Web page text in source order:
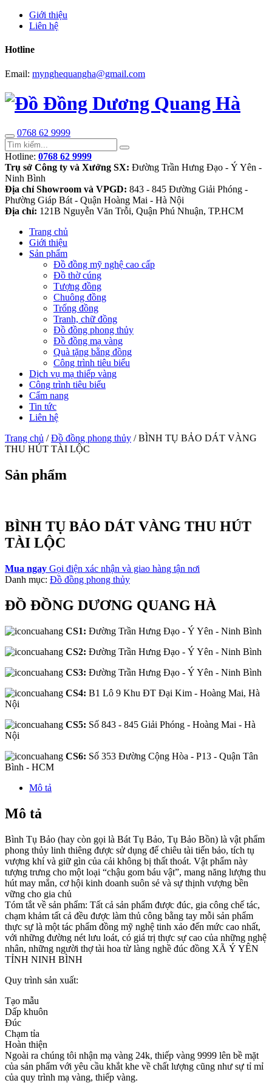
Giới thiệu
Liên hệ
Hotline
Email: mynghequangha@gmail.com
0768 62 9999
Hotline: 0768 62 9999
Trụ sở Công ty và Xưởng SX: Đường Trần Hưng Đạo - Ý Yên -
Ninh Bình
Địa chỉ Showroom và VPGD: 843 - 845 Đường Giải Phóng -
Phường Giáp Bát - Quận Hoàng Mai - Hà Nội
Địa chỉ: 121B Nguyễn Văn Trỗi, Quận Phú Nhuận, TP.HCM
Trang chủ
Giới thiệu
Sản phẩm
Đồ đồng mỹ nghệ cao cấp
Đồ thờ cúng
Tượng đồng
Chuông đồng
Trống đồng
Tranh, chữ đồng
Đồ đồng phong thủy
Đồ đồng mạ vàng
Quà tặng bằng đồng
Công trình tiêu biểu
Dịch vụ mạ thiếp vàng
Công trình tiêu biểu
Cẩm nang
Tin tức
Liên hệ
Trang chủ /Đồ đồng phong thủy / BÌNH TỤ BẢO DÁT VÀNG
THU HÚT TÀI LỘC
Sản phẩm
BÌNH TỤ BẢO DÁT VÀNG THU HÚT
TÀI LỘC
Mua ngay Gọi điện xác nhận và giao hàng tận nơi
Danh mục: Đồ đồng phong thủy
ĐỒ ĐỒNG DƯƠNG QUANG HÀ
CS1: Đường Trần Hưng Đạo - Ý Yên - Ninh Bình
CS2: Đường Trần Hưng Đạo - Ý Yên - Ninh Bình
CS3: Đường Trần Hưng Đạo - Ý Yên - Ninh Bình
CS4: B1 Lô 9 Khu ĐT Đại Kim - Hoàng Mai, Hà
Nội
CS5: Số 843 - 845 Giải Phóng - Hoàng Mai - Hà
Nội
CS6: Số 353 Đường Cộng Hòa - P13 - Quận Tân
Bình - HCM
Mô tả
Mô tả
Bình Tụ Bảo (hay còn gọi là Bát Tụ Bảo, Tụ Bảo Bồn) là vật phẩm
phong thủy linh thiêng được sử dụng để chiêu tài tiến bảo, tích tụ
vượng khí và giữ gìn của cải không bị thất thoát. Vật phẩm này
tượng trưng cho một loại “chậu gom báu vật”, mang năng lượng thu
hút may mắn, cơ hội kinh doanh suôn sẻ và sự thịnh vượng bền
vững cho gia chủ
Tóm tắt về sản phẩm: Tất cả sản phẩm được đúc, gia công chế tác,
chạm khảm tất cả đều được làm thủ công bằng tay mỗi sản phẩm
thực sự là một tác phẩm đồng mỹ nghệ tinh xảo đến mức cao nhất,
với những đường nét lưu loát, có giá trị thực sự cao của những nghệ
nhân, những người thợ tài hoa từ làng nghề đúc đồng XÃ Ý YÊN
TỈNH NINH BÌNH
Quy trình sản xuất:
Tạo mẫu
Dấp khuôn
Đúc
Chạm tỉa
Hoàn thiện
Ngoài ra chúng tôi nhận mạ vàng 24k, thiếp vàng 9999 lên bề mặt
của sản phẩm với yêu cầu khắt khe về chất lượng cũng như sự tỉ mỉ
của quy trình mạ vàng, thiếp vàng.